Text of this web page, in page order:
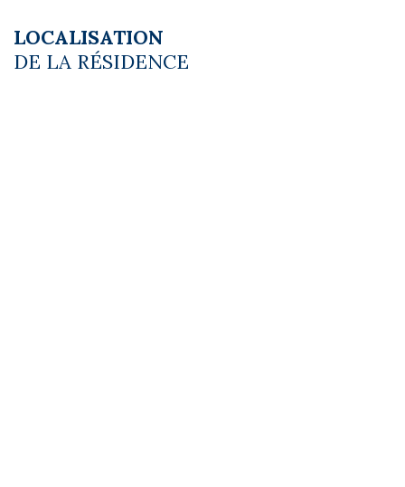
Copropriété. Charges annuelles de
copropriété (Montant moyen annuel quote-
part du budget prévisionnel vendeur) : 55 €.
LOCALISATION
DE LA RÉSIDENCE